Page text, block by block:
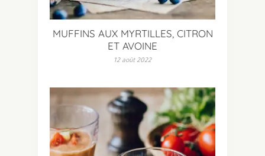
MUFFINS AUX MYRTILLES, CITRON
ET AVOINE
12 août 2022